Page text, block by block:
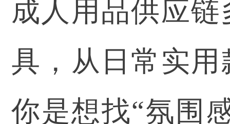
成人用品供应
具，从日常实
你是想找“氛围